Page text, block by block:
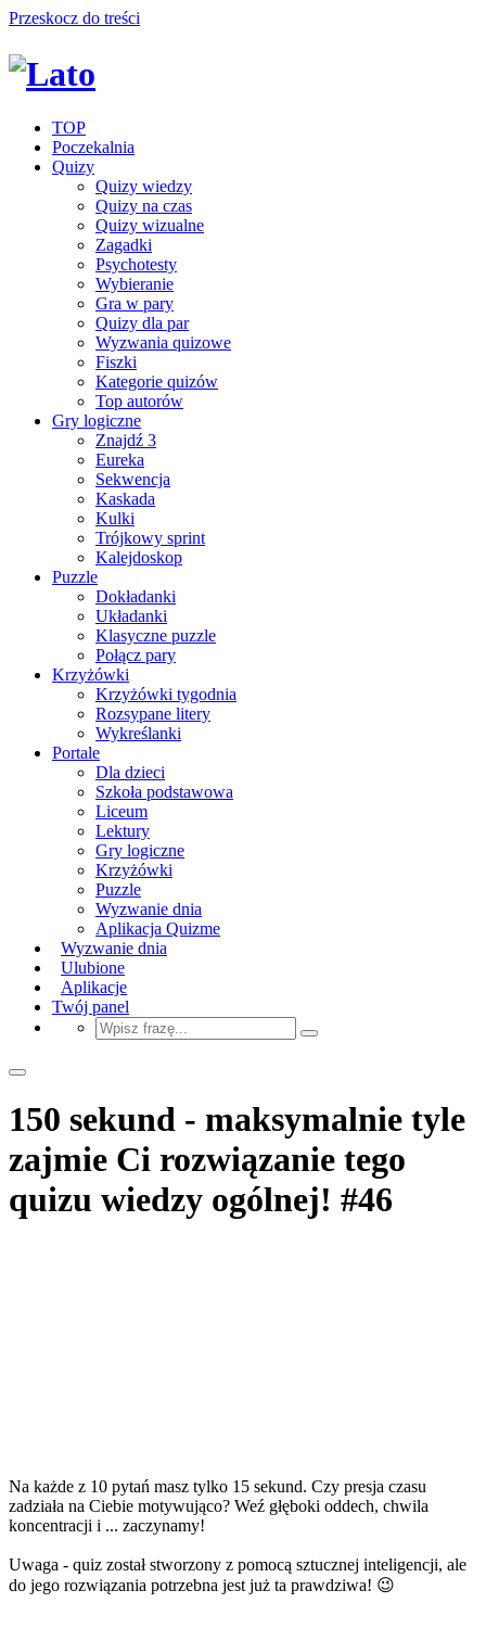
Przeskocz do treści
TOP
Poczekalnia
Quizy
Quizy wiedzy
Quizy na czas
Quizy wizualne
Zagadki
Psychotesty
Wybieranie
Gra w pary
Quizy dla par
Wyzwania quizowe
Fiszki
Kategorie quizów
Top autorów
Gry logiczne
Znajdź 3
Eureka
Sekwencja
Kaskada
Kulki
Trójkowy sprint
Kalejdoskop
Puzzle
Dokładanki
Układanki
Klasyczne puzzle
Połącz pary
Krzyżówki
Krzyżówki tygodnia
Rozsypane litery
Wykreślanki
Portale
Dla dzieci
Szkoła podstawowa
Liceum
Lektury
Gry logiczne
Krzyżówki
Puzzle
Wyzwanie dnia
Aplikacja Quizme
Wyzwanie dnia
Ulubione
Aplikacje
Twój panel
150 sekund - maksymalnie tyle
zajmie Ci rozwiązanie tego
quizu wiedzy ogólnej! #46
Na każde z 10 pytań masz tylko 15 sekund. Czy presja czasu
zadziała na Ciebie motywująco? Weź głęboki oddech, chwila
koncentracji i ... zaczynamy!
Uwaga - quiz został stworzony z pomocą sztucznej inteligencji, ale
do jego rozwiązania potrzebna jest już ta prawdziwa! 😉